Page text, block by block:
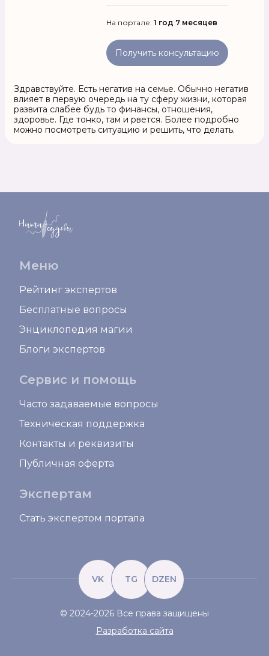
На портале: 1 год 7 месяцев
Получить консультацию
Здравствуйте. Есть негатив на семье. Обычно негатив
влияет в первую очередь на ту сферу жизни, которая
развита слабее будь то финансы, отношения,
здоровье. Где тонко, там и рвется. Более подробно
можно посмотреть ситуацию и решить, что делать.
Меню
Рейтинг экспертов
Бесплатные вопросы
Энциклопедия магии
Блоги экспертов
Сервис и помощь
Часто задаваемые вопросы
Техническая поддержка
Контакты и реквизиты
Публичная оферта
Экспертам
Стать экспертом портала
VK TG DZEN
© 2024-2026 Все права защищены
Разработка сайта